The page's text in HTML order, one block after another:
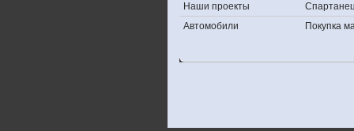
Наши проекты
Автомобили
Покупка